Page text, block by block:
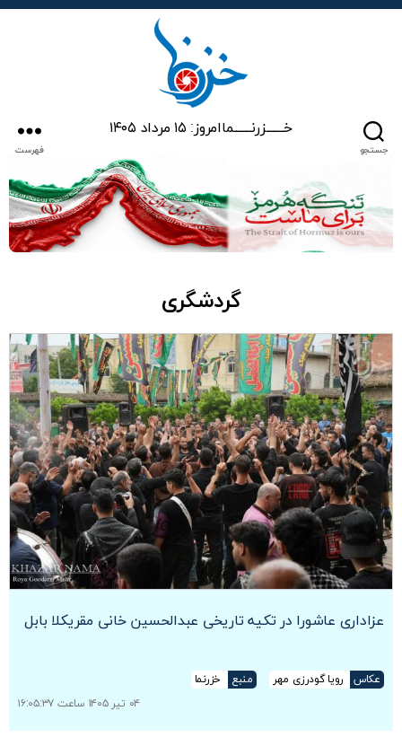
جستجو
خـــــــزرنـــــــماامروز: ۱۵ مرداد ۱۴۰۵
فهرست
گردشگری
عزاداری عاشورا در تکیه تاریخی عبدالحسین خانی مقریکلا بابل
عکاس رویا گودرزی مهر منبع
خزرنما
۰۴ تیر ۱۴۰۵ ساعت ۱۶:۰۵:۳۷